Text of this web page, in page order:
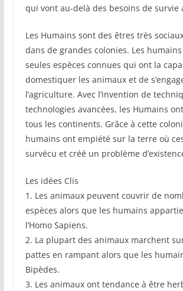
qui vont au-delà des besoins de survie
Les Humains sont des êtres très
dans de grandes colonies. Les
seules espèces connues qui ont la
domestiquer les animaux et de
l’agriculture. Avec l’invention de
technologies avancées, les Humains
tous les continents. Grâce à cette
humains ont empiété sur la terre où
survécu et créé un problème
Les idées Clis
1. Les animaux peuvent couvrir de
espèces alors que les humains
l’Homo Sapiens.
2. La plupart des animaux marchent
pattes en rampant alors que les
Bipèdes.
3. Les animaux ont tendance à être